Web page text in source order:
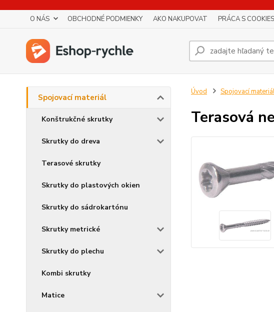
O NÁS OBCHODNÉ PODMIENKY AKO NAKUPOVAT PRÁCA S COOKIES
Spojovací materiál
Konštrukčné skrutky
Skrutky do dreva
Terasové skrutky
Skrutky do plastových okien
Skrutky do sádrokartónu
Skrutky metrické
Skrutky do plechu
Kombi skrutky
Matice
Úvod Spojovací
Terasová